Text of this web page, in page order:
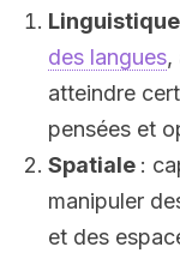
Linguistique
des langues,
atteindre
pensées et
Spatiale :
manipuler
et des